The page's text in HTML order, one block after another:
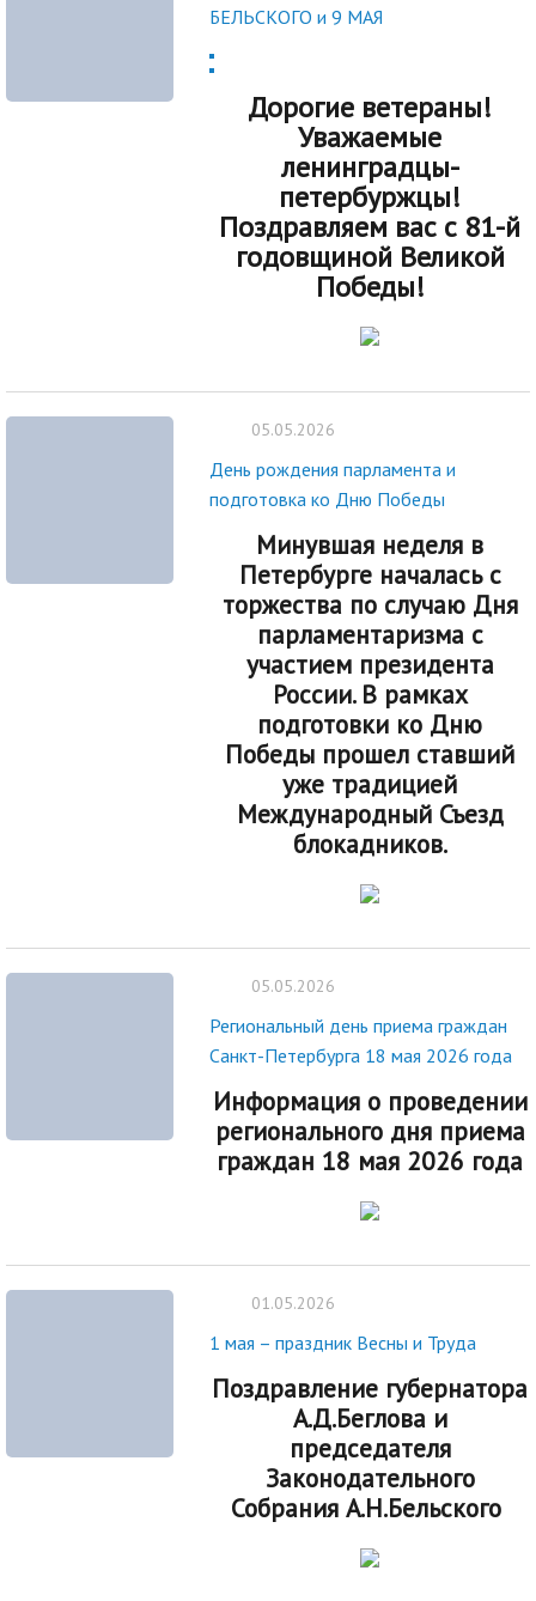
БЕЛЬСКОГО и 9 МАЯ
Дорогие ветераны!
Уважаемые
ленинградцы-
петербуржцы!
Поздравляем вас с 81-й
годовщиной Великой
Победы!
05.05.2026
День рождения парламента и
подготовка ко Дню Победы
Минувшая неделя в
Петербурге началась с
торжества по случаю Дня
парламентаризма с
участием президента
России. В рамках
подготовки ко Дню
Победы прошел ставший
уже традицией
Международный Съезд
блокадников.
05.05.2026
Региональный день приема граждан
Санкт-Петербурга 18 мая 2026 года
Информация о проведении
регионального дня приема
граждан 18 мая 2026 года
01.05.2026
1 мая – праздник Весны и Труда
Поздравление губернатора
А.Д.Беглова и
председателя
Законодательного
Собрания А.Н.Бельского